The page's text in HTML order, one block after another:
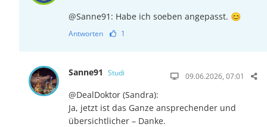
@Sanne91: Habe ich soeben angepasst. 😊
Antworten 1
Sanne91 Studi 09.06.2026, 07:01
@DealDoktor (Sandra):
Ja, jetzt ist das Ganze ansprechender und
übersichtlicher – Danke.